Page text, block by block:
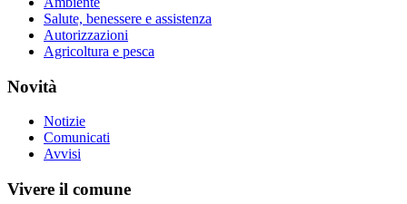
Salute, benessere e assistenza
Autorizzazioni
Agricoltura e pesca
Novità
Notizie
Comunicati
Avvisi
Vivere il comune